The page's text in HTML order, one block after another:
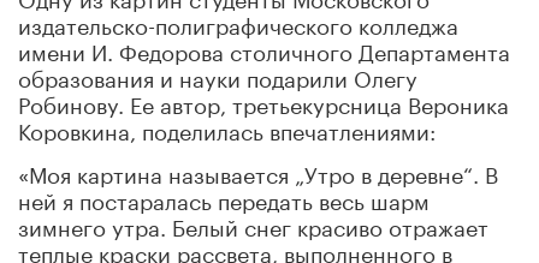
издательско-полиграфического колледжа
имени И. Федорова столичного Департамента
образования и науки подарили Олегу
Робинову. Ее автор, третьекурсница Вероника
Коровкина, поделилась впечатлениями:
«Моя картина называется „Утро в деревне“. В
ней я постаралась передать весь шарм
зимнего утра. Белый снег красиво отражает
теплые краски рассвета, выполненного в